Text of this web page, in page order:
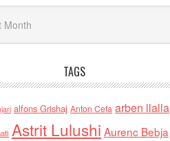
TAGS
alfons Grishaj Anton Cefa arben llalla
Astrit Lulushi Aurenc Bebja